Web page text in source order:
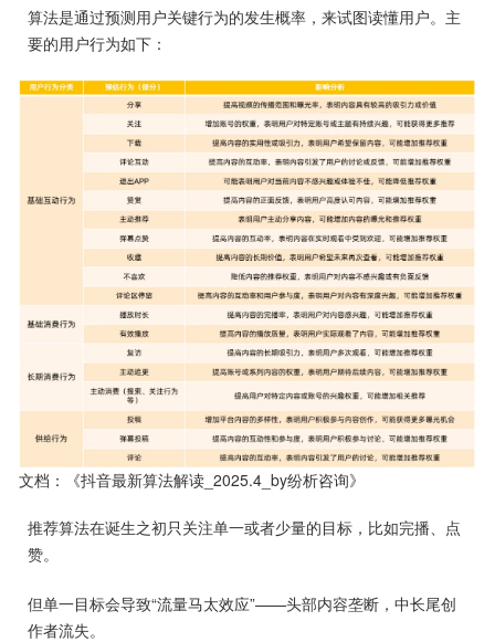
算法是通过预测用户关键行为的发生概率，来试图读懂用户。主
要的用户行为如下：
文档：《抖音最新算法解读_2025.4_by纷析咨询》
推荐算法在诞生之初只关注单一或者少量的目标，比如完播、点
赞。
但单一目标会导致“流量马太效应”——头部内容垄断，中长尾创
作者流失。